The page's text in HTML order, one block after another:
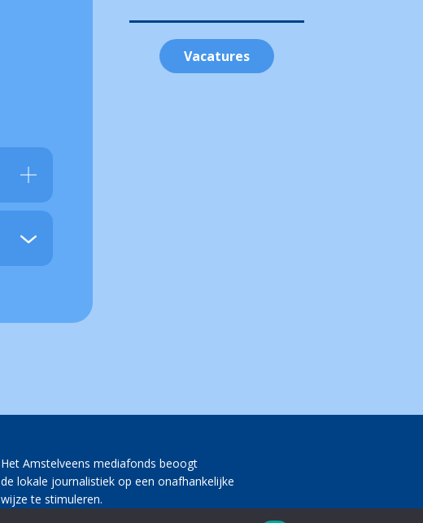
Vacatures
Het Amstelveens mediafonds beoogt
de lokale journalistiek op een onafhankelijke
wijze te stimuleren.